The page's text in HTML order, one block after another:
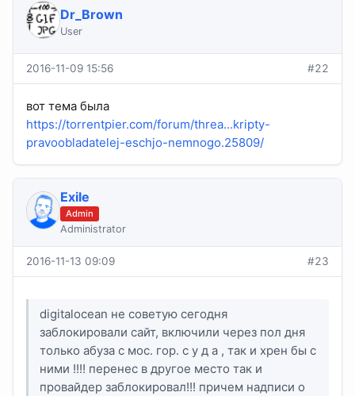
Dr_Brown
User
2016-11-09 15:56 #22
вот тема была
https://torrentpier.com/forum/threa...kripty-
pravoobladatelej-eschjo-nemnogo.25809/
Exile
Admin
Administrator
2016-11-13 09:09 #23
digitalocean не советую сегодня
заблокировали сайт, включили через пол дня
только абуза с мос. гор. с у д а , так и хрен бы с
ними !!!! перенес в другое место так и
провайдер заблокировал!!! причем надписи о